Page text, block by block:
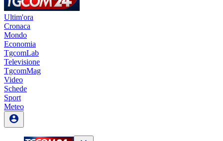
Ultim'ora
Cronaca
Mondo
Economia
TgcomLab
Televisione
TgcomMag
Video
Schede
Sport
Meteo